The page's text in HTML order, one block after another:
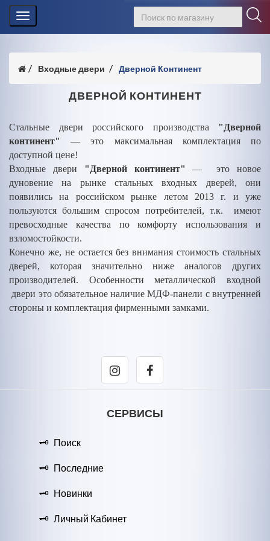
Toggle
navigation
Входные двери Дверной Континент
ДВЕРНОЙ КОНТИНЕНТ
Стальные двери российского производства "Дверной
континент"
— это максимальная комплектация по
доступной цене!
Входные двери "Дверной континент" — это новое
дуновение на рынке стальных входных дверей, они
появились на российском рынке летом 2013 г. и уже
пользуются большим спросом потребителей, т.к. имеют
превосходные качества по комфорту использования и
взломостойкости.
Конечно же, не остается без внимания стоимость стальных
дверей, которая значительно ниже аналогов других
производителей. Особенности металлической входной
двери это обязательное наличие МДФ-панели с внутренней
стороны и комплектация фирменными замками.
СЕРВИСЫ
Поиск
Последние
Новинки
Личный Кабинет